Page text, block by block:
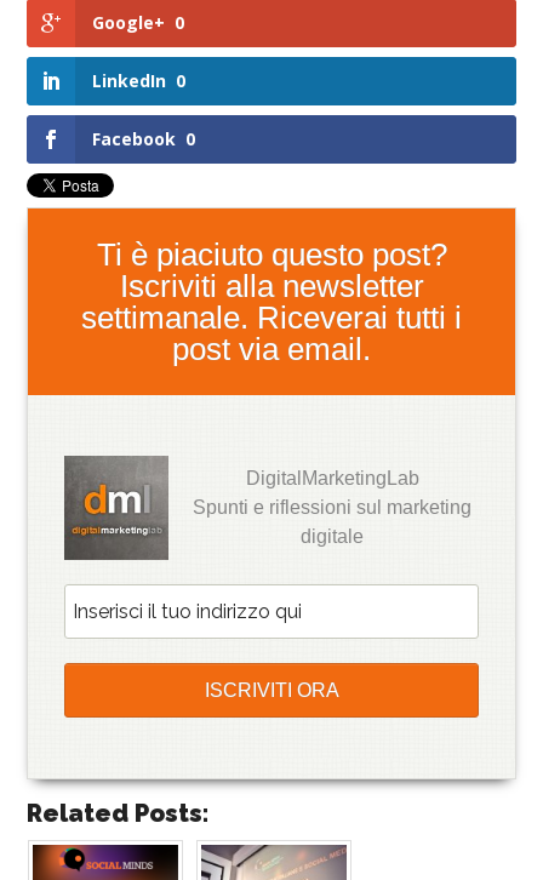
Google+ 0
LinkedIn 0
Facebook 0
Ti è piaciuto questo post?
Iscriviti alla newsletter
settimanale. Riceverai tutti i
post via email.
DigitalMarketingLab
Spunti e riflessioni sul marketing
digitale
Related Posts: